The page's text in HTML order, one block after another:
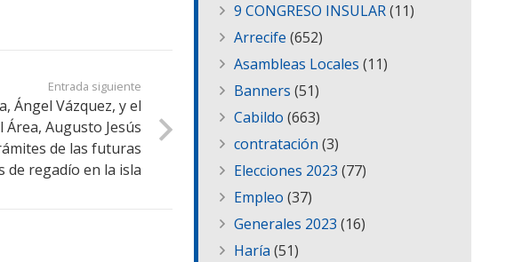
Entrada siguiente
Ángel Vázquez, y el
Augusto Jesús
de las futuras
de regadío en la isla
9 CONGRESO INSULAR(11)
Arrecife (652)
Asambleas Locales (11)
Banners (51)
Cabildo (663)
contratación (3)
Elecciones 2023 (77)
Empleo (37)
Generales 2023 (16)
Haría (51)